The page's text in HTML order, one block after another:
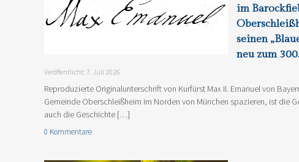
im
seinen
neu zum
Veröffentlicht: 7. Juli 2026
Reproduzierte Originalunterschrift von Kurfürst Max II. Emanuel von
Gemeinde Oberschleißheim im Norden von München spazieren, ist die
auch die Geschichte […]
0 Kommentare